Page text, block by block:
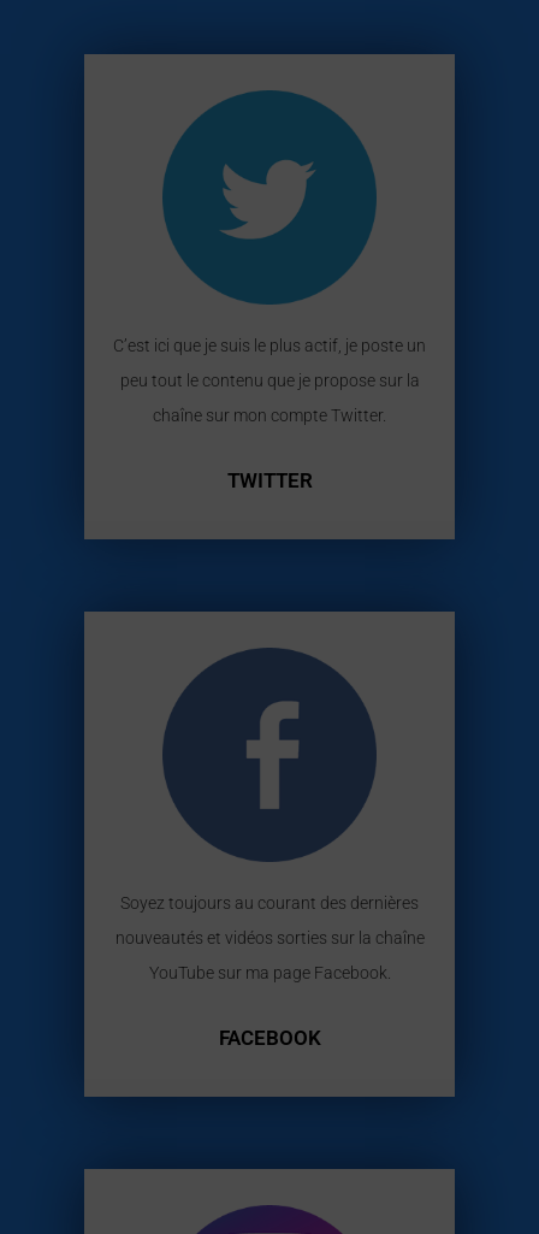
C’est ici que je suis le plus actif, je poste un
peu tout le contenu que je propose sur la
chaîne sur mon compte Twitter.
TWITTER
Soyez toujours au courant des dernières
nouveautés et vidéos sorties sur la chaîne
YouTube sur ma page Facebook.
FACEBOOK